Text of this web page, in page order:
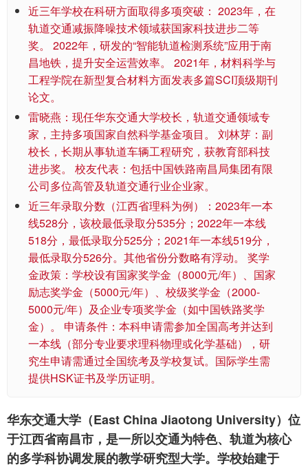
近三年学校在科研方面取得多项突破： 2023年，在
轨道交通减振降噪技术领域获国家科技进步二等
奖。 2022年，研发的“智能轨道检测系统”应用于南
昌地铁，提升安全运营效率。 2021年，材料科学与
工程学院在新型复合材料方面发表多篇SCI顶级期刊
论文。
雷晓燕：现任华东交通大学校长，轨道交通领域专
家，主持多项国家自然科学基金项目。 刘林芽：副
校长，长期从事轨道车辆工程研究，获教育部科技
进步奖。 校友代表：包括中国铁路南昌局集团有限
公司多位高管及轨道交通行业企业家。
近三年录取分数（江西省理科为例）：2023年一本
线528分，该校最低录取分535分；2022年一本线
518分，最低录取分525分；2021年一本线519分，
最低录取分526分。其他省份分数略有浮动。 奖学
金政策：学校设有国家奖学金（8000元/年）、国家
励志奖学金（5000元/年）、校级奖学金（2000-
5000元/年）及企业专项奖学金（如中国铁路奖学
金）。 申请条件：本科申请需参加全国高考并达到
一本线（部分专业要求理科物理或化学基础），研
究生申请需通过全国统考及学校复试。国际学生需
提供HSK证书及学历证明。
华东交通大学（East China Jiaotong University）位
于江西省南昌市，是一所以交通为特色、轨道为核心
的多学科协调发展的教学研究型大学。学校始建于